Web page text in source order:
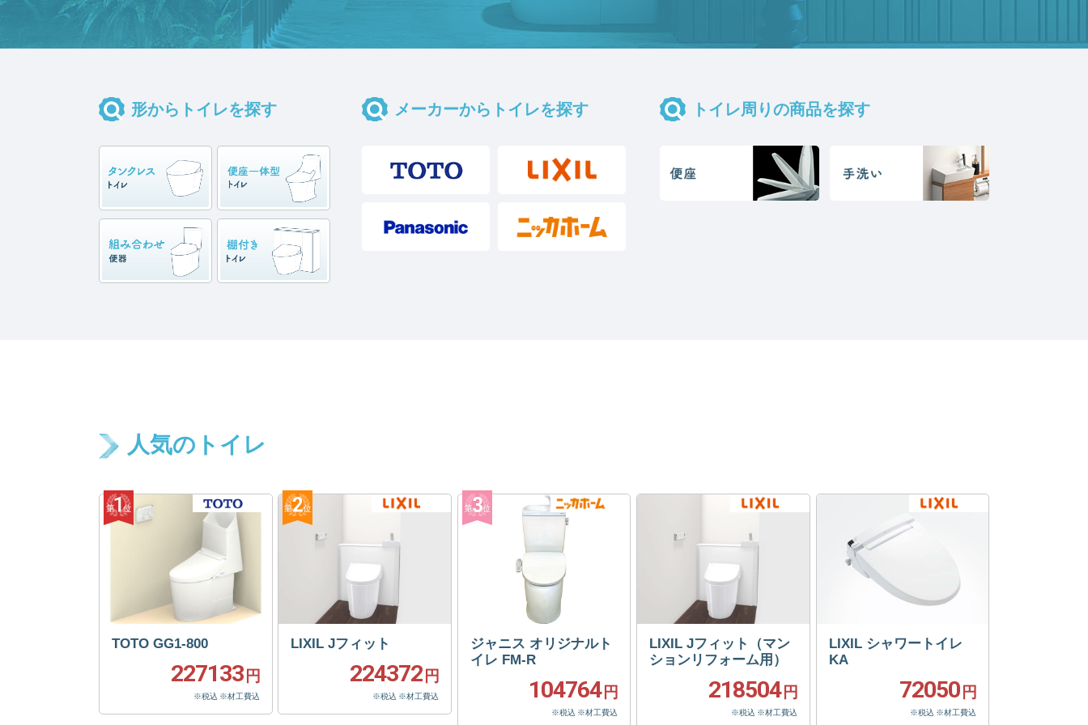
形からトイレを探す メーカーからトイレを探す トイレ周りの商品を探す
人気のトイレ
TOTO GG1-800
227133 円
※税込 ※材工費込
LIXIL Jフィット
224372 円
※税込 ※材工費込
ジャニス オリジナルト
イレ FM-R
104764 円
※税込 ※材工費込
LIXIL Jフィット（マン
ションリフォーム用）
218504 円
※税込 ※材工費込
LIXIL シャワートイレ
KA
72050 円
※税込 ※材工費込